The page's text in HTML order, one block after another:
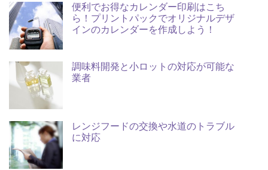
便利でお得なカレンダー印刷はこち
ら！プリントパックでオリジナルデザ
インのカレンダーを作成しよう！
調味料開発と小ロットの対応が可能な
業者
レンジフードの交換や水道のトラブル
に対応